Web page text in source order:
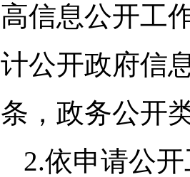
高信息公开工
计公开政府信
条，政务公开
2.依申请公